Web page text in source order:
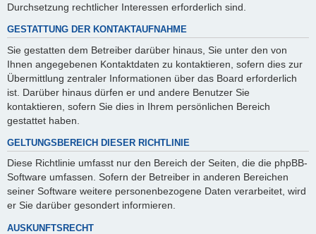
Durchsetzung rechtlicher Interessen erforderlich sind.
GESTATTUNG DER KONTAKTAUFNAHME
Sie gestatten dem Betreiber darüber hinaus, Sie unter den von
Ihnen angegebenen Kontaktdaten zu kontaktieren, sofern dies zur
Übermittlung zentraler Informationen über das Board erforderlich
ist. Darüber hinaus dürfen er und andere Benutzer Sie
kontaktieren, sofern Sie dies in Ihrem persönlichen Bereich
gestattet haben.
GELTUNGSBEREICH DIESER RICHTLINIE
Diese Richtlinie umfasst nur den Bereich der Seiten, die die phpBB-
Software umfassen. Sofern der Betreiber in anderen Bereichen
seiner Software weitere personenbezogene Daten verarbeitet, wird
er Sie darüber gesondert informieren.
AUSKUNFTSRECHT